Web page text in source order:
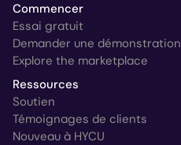
Commencer
Essai gratuit
Demander une démonstration
Explore the marketplace
Ressources
Soutien
Témoignages de clients
Nouveau à HYCU